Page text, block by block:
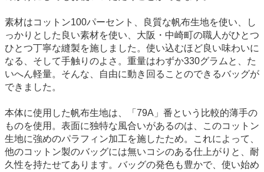
素材はコットン100パーセント、良質な帆布生地を使い、し
っかりとした良い素材を使い、大阪・中崎町の職人がひとつ
ひとつ丁寧な縫製を施しました。使い込むほど良い味わいに
なる、そして手触りのよさ。重量はわずか330グラムと、た
いへん軽量。そんな、自由に動き回ることのできるバッグが
できました。
本体に使用した帆布生地は、「79A」番という比較的薄手の
ものを使用。表面に独特な風合いがあるのは、このコットン
生地に強めのパラフィン加工を施したため。これによって、
他のコットン製のバッグには無いコシのある仕上がりと、耐
久性を持たせてあります。バッグの発色も豊かで、使い始め